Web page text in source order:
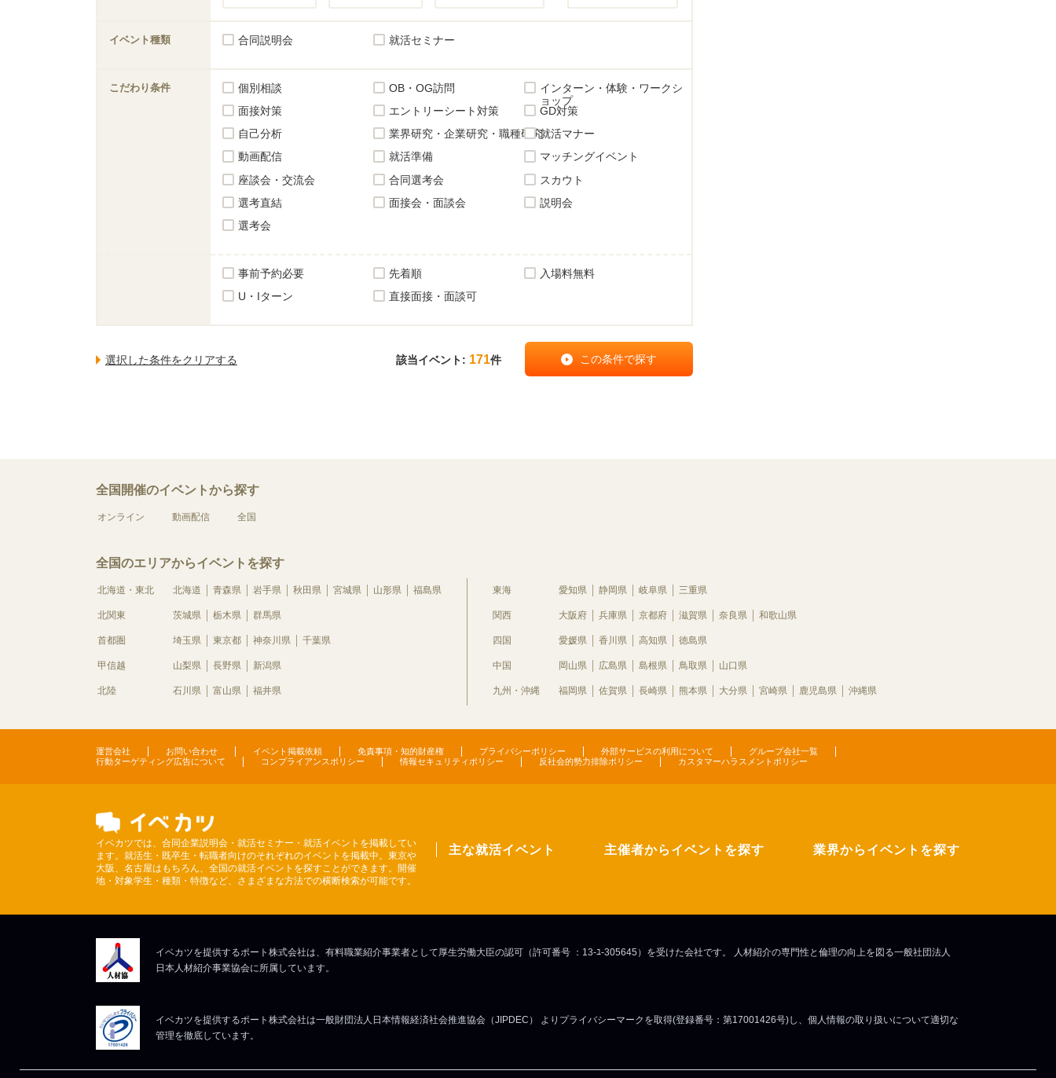
イベント種類 合同説明会 就活セミナー
こだわり条件 個別相談 OB・OG訪問
インターン・体験・ワークシ
ョップ
面接対策
エントリーシート対策
GD対策
自己分析
業界研究・企業研究・職種研究就活マナー
動画配信
就活準備
マッチングイベント
座談会・交流会
合同選考会
スカウト
選考直結
面接会・面談会
説明会
選考会
事前予約必要 先着順
入場料無料
U・Iターン
直接面接・面談可
該当イベント: 171件
全国開催のイベントから探す
オンライン 動画配信 全国
全国のエリアからイベントを探す
北海道・東北 北海道 青森県 岩手県 秋田県 宮城県 山形県 福島県
北関東 茨城県 栃木県 群馬県
首都圏 埼玉県 東京都 神奈川県 千葉県
甲信越 山梨県 長野県 新潟県
北陸 石川県 富山県 福井県
東海 愛知県 静岡県 岐阜県 三重県
関西 大阪府 兵庫県 京都府 滋賀県 奈良県 和歌山県
四国 愛媛県 香川県 高知県 徳島県
中国 岡山県 広島県 島根県 鳥取県 山口県
九州・沖縄 福岡県 佐賀県 長崎県 熊本県 大分県 宮崎県 鹿児島県 沖縄県
運営会社 お問い合わせ イベント掲載依頼 免責事項・知的財産権 プライバシーポリシー 外部サービスの利用について
グループ会社一覧
行動ターゲティング広告について
コンプライアンスポリシー 情報セキュリティポリシー 反社会的勢力排除ポリシー カスタマーハラスメントポリシー
イベカツでは、合同企業説明会・就活セミナー・就活イベントを掲載してい
ます。就活生・既卒生・転職者向けのそれぞれのイベントを掲載中。東京や
大阪、名古屋はもちろん、全国の就活イベントを探すことができます。開催
地・対象学生・種類・特徴など、さまざまな方法での横断検索が可能です。
主な就活イベント 主催者からイベントを探す 業界からイベントを探す